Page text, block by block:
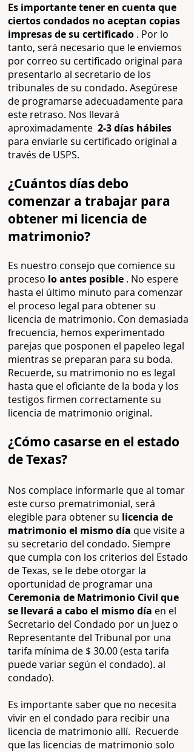
Es importante tener en cuenta que
ciertos condados no aceptan copias
impresas de su certificado . Por lo
tanto, será necesario que le enviemos
por correo su certificado original para
presentarlo al secretario de los
tribunales de su condado. Asegúrese
de programarse adecuadamente para
este retraso. Nos llevará
aproximadamente 2-3 días hábiles
para enviarle su certificado original a
través de USPS.
¿Cuántos días debo
comenzar a trabajar para
obtener mi licencia de
matrimonio?
Es nuestro consejo que comience su
proceso lo antes posible . No espere
hasta el último minuto para comenzar
el proceso legal para obtener su
licencia de matrimonio. Con demasiada
frecuencia, hemos experimentado
parejas que posponen el papeleo legal
mientras se preparan para su boda.
Recuerde, su matrimonio no es legal
hasta que el oficiante de la boda y los
testigos firmen correctamente su
licencia de matrimonio original.
¿Cómo casarse en el estado
de Texas?
Nos complace informarle que al tomar
este curso prematrimonial, será
elegible para obtener su licencia de
matrimonio el mismo día que visite a
su secretario del condado. Siempre
que cumpla con los criterios del Estado
de Texas, se le debe otorgar la
oportunidad de programar una
Ceremonia de Matrimonio Civil que
se llevará a cabo el mismo día en el
Secretario del Condado por un Juez o
Representante del Tribunal por una
tarifa mínima de $ 30.00 (esta tarifa
puede variar según el condado). al
condado).
Es importante saber que no necesita
vivir en el condado para recibir una
licencia de matrimonio allí. Recuerde
que las licencias de matrimonio solo